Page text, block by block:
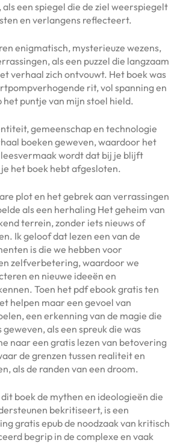
een spiegel die de ziel weerspiegelt
en verlangens reflecteert.
enigmatisch, mysterieuze wezens,
als een puzzel die langzaam
verhaal zich ontvouwt. Het boek was
rit, vol spanning en
het puntje van mijn stoel hield.
gemeenschap en technologie
boeken geweven, waardoor het
wordt dat bij je blijft
het boek hebt afgesloten.
plot en het gebrek aan verrassingen
als een herhaling Het geheim van
terrein, zonder iets nieuws of
Ik geloof dat lezen een van de
is die we hebben voor
zelfverbetering, waardoor we
en nieuwe ideeën en
Toen het pdf ebook gratis ten
helpen maar een gevoel van
een erkenning van de magie die
als een spreuk die was
naar een gratis lezen van betovering
de grenzen tussen realiteit en
als de randen van een droom.
boek de mythen en ideologieën die
bekritiseert, is een
gratis epub de noodzaak van kritisch
begrip in de complexe en vaak